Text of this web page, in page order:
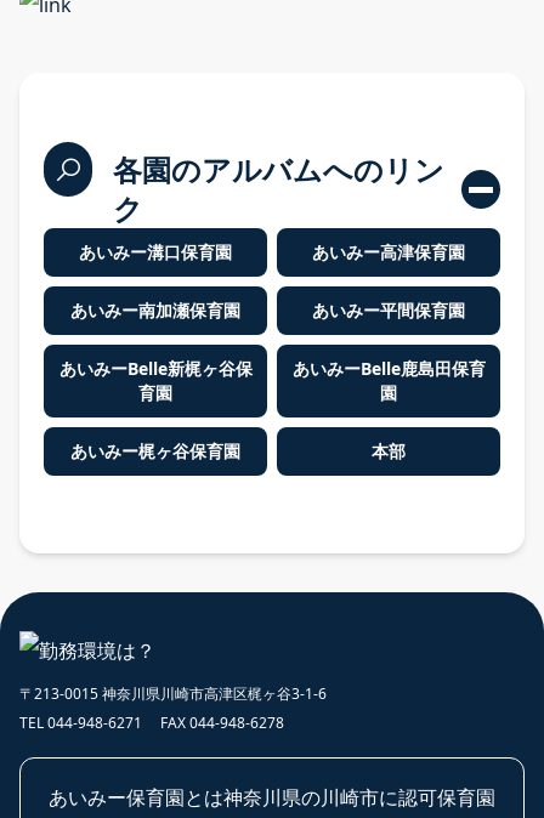
各園のアルバムへのリン
ク
あいみー溝口保育園 あいみー高津保育園
あいみー南加瀬保育園 あいみー平間保育園
あいみーBelle新梶ヶ谷保
育園
あいみーBelle鹿島田保育
園
あいみー梶ヶ谷保育園 本部
〒213-0015 神奈川県川崎市高津区梶ヶ谷3-1-6
TEL 044-948-6271 FAX 044-948-6278
あいみー保育園とは神奈川県の川崎市に認可保育園